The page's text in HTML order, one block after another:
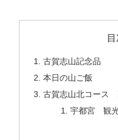
古賀志山記念品
本日の山ご飯
古賀志山北コー
宇都宮 観